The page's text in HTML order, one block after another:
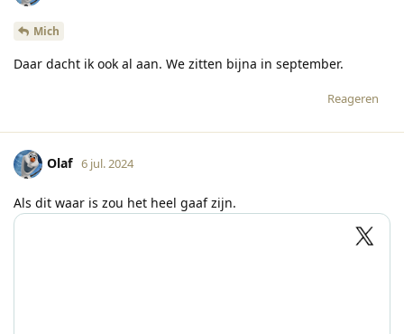
Mich
Daar dacht ik ook al aan. We zitten bijna in september.
Reageren
Olaf 6 jul. 2024
Als dit waar is zou het heel gaaf zijn.